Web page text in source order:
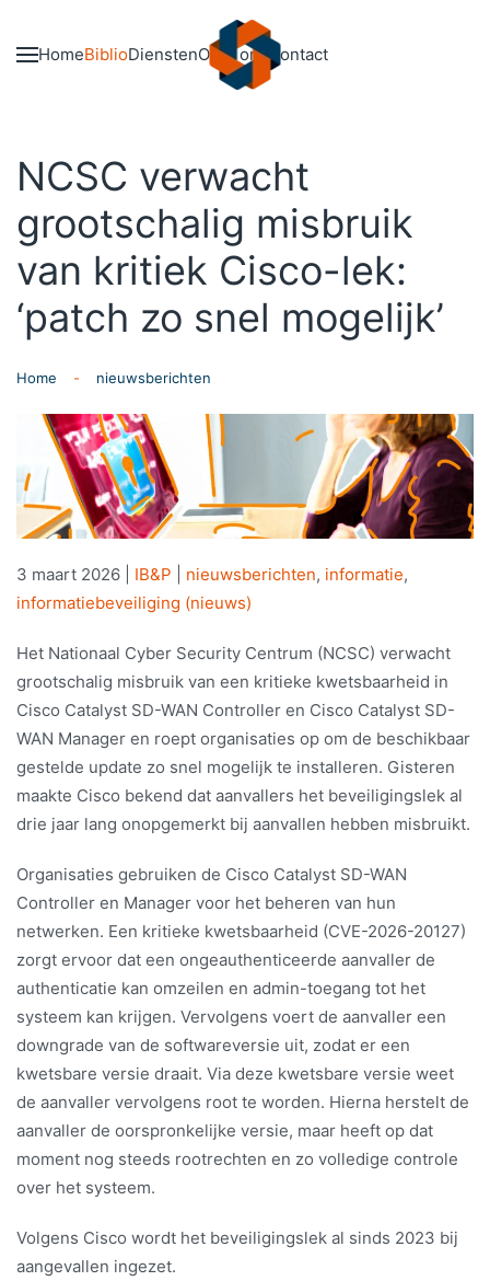
Skip to main content
HomeBiblioDienstenOver onsContact
NCSC verwacht
grootschalig misbruik
van kritiek Cisco-lek:
‘patch zo snel mogelijk’
Home nieuwsberichten
3 maart 2026 IB&P nieuwsberichten, informatie,
informatiebeveiliging (nieuws)
Het Nationaal Cyber Security Centrum (NCSC) verwacht
grootschalig misbruik van een kritieke kwetsbaarheid in
Cisco Catalyst SD-WAN Controller en Cisco Catalyst SD-
WAN Manager en roept organisaties op om de beschikbaar
gestelde update zo snel mogelijk te installeren. Gisteren
maakte Cisco bekend dat aanvallers het beveiligingslek al
drie jaar lang onopgemerkt bij aanvallen hebben misbruikt.
Organisaties gebruiken de Cisco Catalyst SD-WAN
Controller en Manager voor het beheren van hun
netwerken. Een kritieke kwetsbaarheid (CVE-2026-20127)
zorgt ervoor dat een ongeauthenticeerde aanvaller de
authenticatie kan omzeilen en admin-toegang tot het
systeem kan krijgen. Vervolgens voert de aanvaller een
downgrade van de softwareversie uit, zodat er een
kwetsbare versie draait. Via deze kwetsbare versie weet
de aanvaller vervolgens root te worden. Hierna herstelt de
aanvaller de oorspronkelijke versie, maar heeft op dat
moment nog steeds rootrechten en zo volledige controle
over het systeem.
Volgens Cisco wordt het beveiligingslek al sinds 2023 bij
aangevallen ingezet.